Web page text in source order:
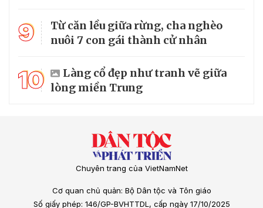
9
Từ căn lều giữa rừng, cha nghèo
nuôi 7 con gái thành cử nhân
10
Làng cổ đẹp như tranh vẽ giữa
lòng miền Trung
Chuyên trang của VietNamNet
Cơ quan chủ quản: Bộ Dân tộc và Tôn giáo
Số giấy phép: 146/GP-BVHTTDL, cấp ngày 17/10/2025